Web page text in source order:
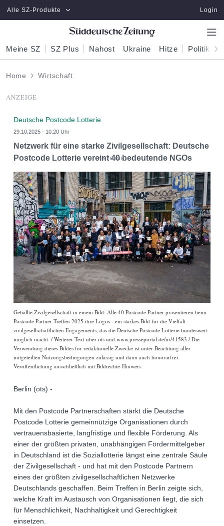
Zum Hauptinhalt springen
Alle SZ-Produkte Login
Meine SZ SZ Plus Nahost Ukraine Hitze Politik
Home Wirtschaft
ANZEIGE
Deutsche Postcode Lotterie
29.10.2025 - 10:20 Uhr
Netzwerk für eine starke Zivilgesellschaft: Deutsche
Postcode Lotterie vereint 40 bedeutende NGOs
Geballte Zivilgesellschaft in einem Bild: Alle 40 Postcode Partner präsentieren beim
Postcode Partner Treffen 2025 ihre Logos - ein starkes Bild für die Vielfalt
zivilgesellschaftlichen Engagements, das die Deutsche Postcode Lotterie bundesweit
möglich macht. / Weiterer Text über ots und www.presseportal.de/nr/41583 / Die
Verwendung dieses Bildes für redaktionelle Zwecke ist unter Beachtung aller
mitgeteilten Nutzungsbedingungen zulässig und dann auch honorarfrei.
Veröffentlichung ausschließlich mit Bildrechte-Hinweis.
Berlin (ots) -
Mit den Postcode Partnerschaften stärkt die Deutsche
Postcode Lotterie gemeinnützige Organisationen durch
vertrauensbasierte, langfristige und flexible Förderung. Als
einer der größten privaten, unabhängigen Fördermittelgeber
in Deutschland ist die Soziallotterie längst eine zentrale Säule
der Zivilgesellschaft - und hat mit den Postcode Partnern
eines der größten zivilgesellschaftlichen Netzwerke
Deutschlands geschaffen. Beim Treffen in Berlin zeigte sich,
welche Kraft im Austausch von Organisationen liegt, die sich
für Menschlichkeit, Nachhaltigkeit und Gerechtigkeit
einsetzen.